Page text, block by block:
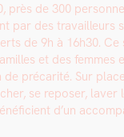
près de 300
par des tra­vailleurs
de 9h à 16h30. Ce
et des femmes
de pré­car­ité. Sur
se repos­er, laver
d’un